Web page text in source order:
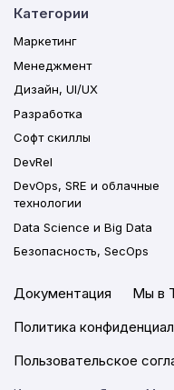
Категории
Маркетинг
Менеджмент
Дизайн, UI/UX
Разработка
Софт скиллы
DevRel
DevOps, SRE и облачные
технологии
Data Science и Big Data
Безопасность, SecOps
Документация
Мы в
Политика
Пользовательское